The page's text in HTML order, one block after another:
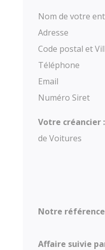
Nom de votre
Adresse
Code postal et
Téléphone
Email
Numéro Siret
Votre créancier :
de Voitures
Notre
Affaire suivie